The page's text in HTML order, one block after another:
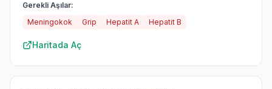
Gerekli Aşılar:
Meningokok
Grip Hepatit A Hepatit B
Haritada Aç